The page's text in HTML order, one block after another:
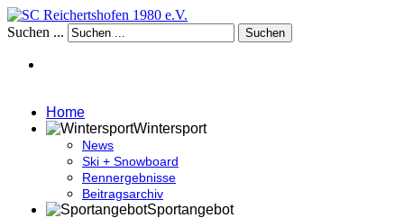
Suchen ... Suchen
Home
Wintersport
News
Ski + Snowboard
Rennergebnisse
Beitragsarchiv
Sportangebot